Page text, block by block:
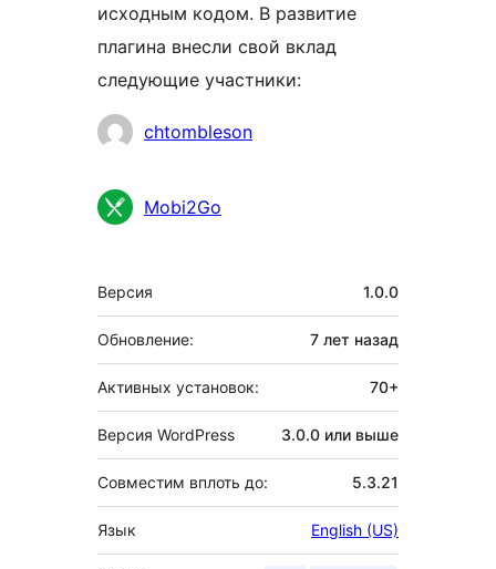
исходным кодом. В развитие
плагина внесли свой вклад
следующие участники:
Участникиchtombleson
Mobi2Go
Мета
Версия 1.0.0
Обновление: 7 лет назад
Активных установок: 70+
Версия WordPress 3.0.0 или выше
Совместим вплоть до: 5.3.21
Язык English (US)